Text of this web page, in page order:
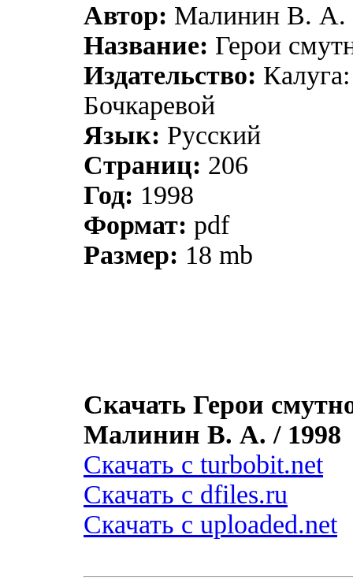
Автор: Малинин В. А.
Название: Герои
Издательство:
Бочкаревой
Язык: Русский
Страниц: 206
Год: 1998
Формат: pdf
Размер: 18 mb
Скачать Герои
Малинин В. А. / 1998
Скачать с turbobit.net
Скачать с dfiles.ru
Скачать с uploaded.net